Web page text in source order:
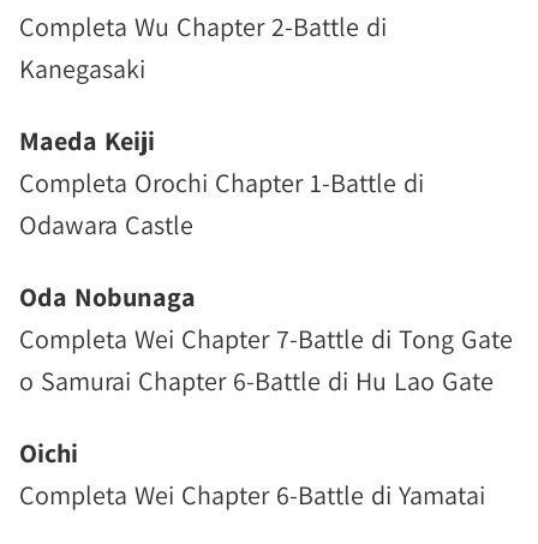
Completa Wu Chapter 2-Battle di
Kanegasaki
Maeda Keiji
Completa Orochi Chapter 1-Battle di
Odawara Castle
Oda Nobunaga
Completa Wei Chapter 7-Battle di Tong Gate
o Samurai Chapter 6-Battle di Hu Lao Gate
Oichi
Completa Wei Chapter 6-Battle di Yamatai